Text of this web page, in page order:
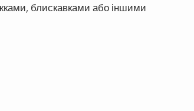
блискавками або іншими